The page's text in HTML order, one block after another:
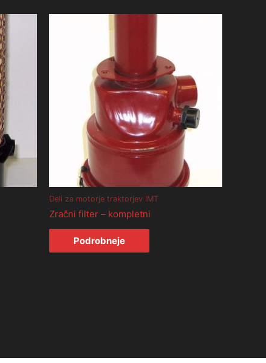
Deli za motorje traktorjev IMT
Zračni filter – kompletni
Podrobneje